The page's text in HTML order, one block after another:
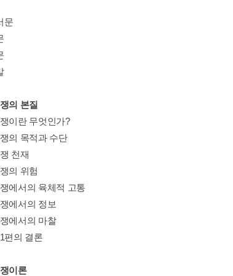
문
의 본질
이란 무엇인가?
의 목적과 수단
천재
의 위험
에서의 육체적 고통
에서의 정보
에서의 마찰
편의 결론
이론